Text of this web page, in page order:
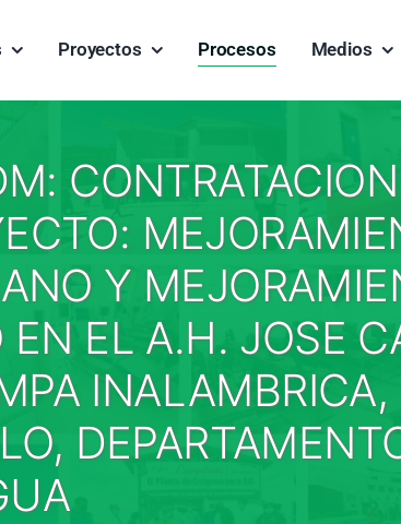
Proyectos Procesos Medios
Y
EL A.H. JOSE
INALAMBRICA,